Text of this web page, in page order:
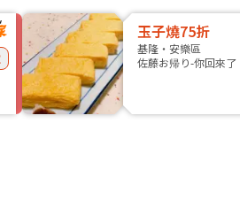
玉子燒75折
基隆・安樂區
佐藤お帰り-你回來了